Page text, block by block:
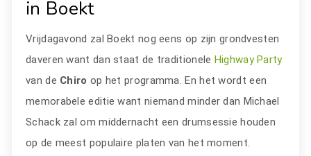
in Boekt
Vrijdagavond zal Boekt nog eens op zijn grondvesten
daveren want dan staat de traditionele Highway Party
van de Chiro op het programma. En het wordt een
memorabele editie want niemand minder dan Michael
Schack zal om middernacht een drumsessie houden
op de meest populaire platen van het moment.